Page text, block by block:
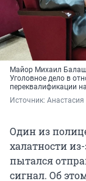
Майор Михаил
Уголовное дело в
переквалификации
Источник: Анастасия
Один из
халатности
пытался
сигнал. Об